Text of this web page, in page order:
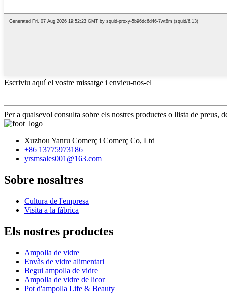
Escriviu aquí el vostre missatge i envieu-nos-el
Per a qualsevol consulta sobre els nostres productes o llista de
Xuzhou Yanru Comerç i Comerç Co, Ltd
+86 13775973186
yrsmsales001@163.com
Sobre nosaltres
Cultura de l'empresa
Visita a la fàbrica
Els nostres productes
Ampolla de vidre
Envàs de vidre alimentari
Begui ampolla de vidre
Ampolla de vidre de licor
Pot d'ampolla Life & Beauty